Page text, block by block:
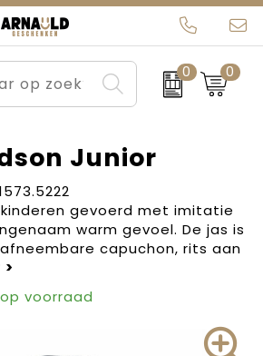
0 0
Junior
gevoerd met imitatie
warm gevoel. De jas is
capuchon, rits aan
op voorraad